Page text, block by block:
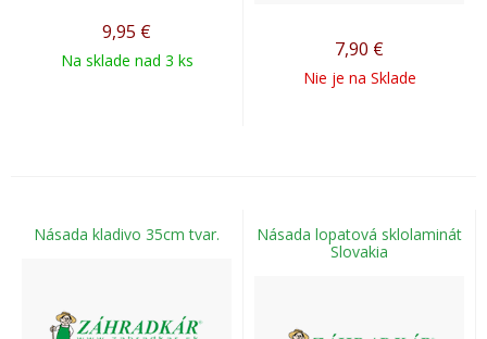
9,95 €
Na sklade nad 3 ks 7,90 €
Nie je na Sklade
Násada kladivo 35cm tvar.
Násada lopatová sklolaminát
Slovakia